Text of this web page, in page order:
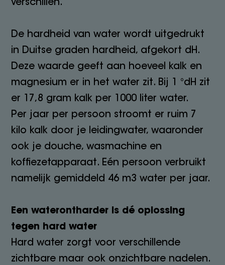
De hardheid van water wordt uitgedrukt
in Duitse graden hardheid, afgekort dH.
Deze waarde geeft aan hoeveel kalk en
magnesium er in het water zit. Bij 1 °dH zit
er 17,8 gram kalk per 1000 liter water.
Per jaar per persoon stroomt er ruim 7
kilo kalk door je leidingwater, waaronder
ook je douche, wasmachine en
koffiezetapparaat. Eén persoon verbruikt
namelijk gemiddeld 46 m3 water per jaar.
Een waterontharder is dé oplossing
tegen hard water
Hard water zorgt voor verschillende
zichtbare maar ook onzichtbare nadelen.